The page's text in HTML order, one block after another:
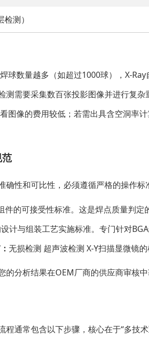
测）
球数量越多（如超过1000球），X-
测需要采集数百张投影图像并进行复
图像的费用较低；若需出具含空洞率
确性和可比性，必须遵循严格的操作标
件的可接受性标准。这是焊点质量判定
计与组装工艺实施标准。专门针对
无损检测 超声波检测 X-Y扫描显微镜
的分析结果在OEM厂商的供应商审核中
通常包含以下步骤，核心在于“多技术